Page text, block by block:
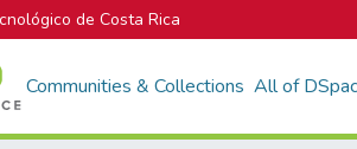
de Costa Rica
Communities & Collections All of